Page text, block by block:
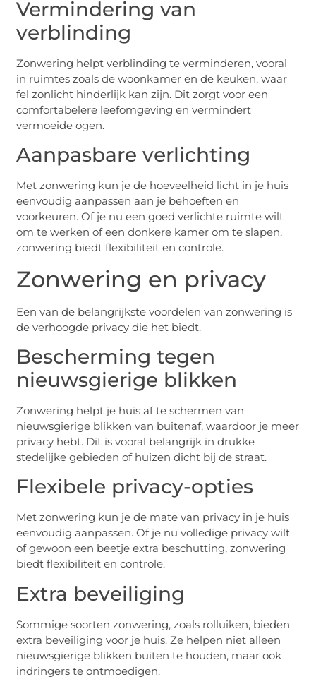
Vermindering van
verblinding
Zonwering helpt verblinding te verminderen, vooral
in ruimtes zoals de woonkamer en de keuken, waar
fel zonlicht hinderlijk kan zijn. Dit zorgt voor een
comfortabelere leefomgeving en vermindert
vermoeide ogen.
Aanpasbare verlichting
Met zonwering kun je de hoeveelheid licht in je huis
eenvoudig aanpassen aan je behoeften en
voorkeuren. Of je nu een goed verlichte ruimte wilt
om te werken of een donkere kamer om te slapen,
zonwering biedt flexibiliteit en controle.
Zonwering en privacy
Een van de belangrijkste voordelen van zonwering is
de verhoogde privacy die het biedt.
Bescherming tegen
nieuwsgierige blikken
Zonwering helpt je huis af te schermen van
nieuwsgierige blikken van buitenaf, waardoor je meer
privacy hebt. Dit is vooral belangrijk in drukke
stedelijke gebieden of huizen dicht bij de straat.
Flexibele privacy-opties
Met zonwering kun je de mate van privacy in je huis
eenvoudig aanpassen. Of je nu volledige privacy wilt
of gewoon een beetje extra beschutting, zonwering
biedt flexibiliteit en controle.
Extra beveiliging
Sommige soorten zonwering, zoals rolluiken, bieden
extra beveiliging voor je huis. Ze helpen niet alleen
nieuwsgierige blikken buiten te houden, maar ook
indringers te ontmoedigen.